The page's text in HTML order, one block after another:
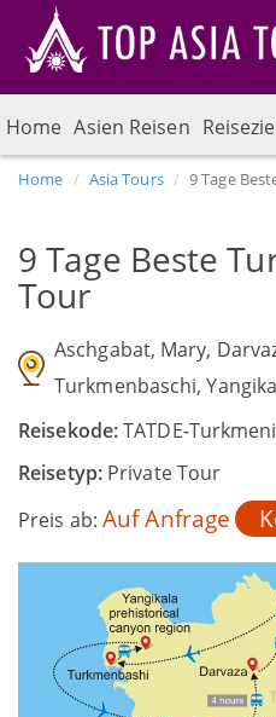
Home Asien Reisen
Home Asia Tours 9 Tage
9 Tage Beste
Tour
Aschgabat, Mary,
Turkmenbaschi,
Reisekode:TATDE-
Reisetyp: Private Tour
Preis ab: Auf Anfrage